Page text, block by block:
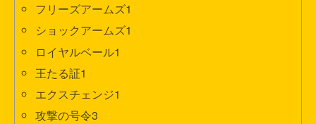
フリーズアームズ1
ショックアームズ1
ロイヤルベール1
王たる証1
エクスチェンジ1
攻撃の号令3